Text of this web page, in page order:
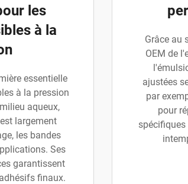
les
à la
essentielle
à la pression
aqueux,
largement
les bandes
Ses
garantissent
finaux.
Grâce au
OEM de
ajustées
par
pour
spécifiques